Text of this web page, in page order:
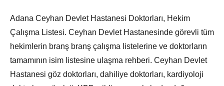
Adana Ceyhan Devlet Hastanesi Doktorları, Hekim
Çalışma Listesi. Ceyhan Devlet Hastanesinde görevli tüm
hekimlerin branş branş çalışma listelerine ve doktorların
tamamının isim listesine ulaşma rehberi. Ceyhan Devlet
Hastanesi göz doktorları, dahiliye doktorları, kardiyoloji